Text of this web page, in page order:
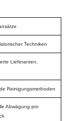
Techniken
Lieferanten,
Reinigungsmethoden
Abwägung pro